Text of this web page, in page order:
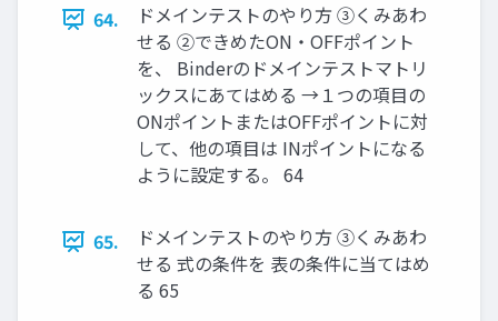
64.
ドメインテストのやり方 ③くみあわ
せる ②できめたON・OFFポイント
を、 Binderのドメインテストマトリ
ックスにあてはめる →１つの項目の
ONポイントまたはOFFポイントに対
して、他の項目は INポイントになる
ように設定する。 64
65.
ドメインテストのやり方 ③くみあわ
せる 式の条件を 表の条件に当てはめ
る 65